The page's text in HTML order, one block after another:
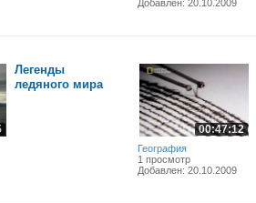
Добавлен: 20.10.2009
Легенды
ледяного мира
00:47:12
География
1 просмотр
Добавлен: 20.10.2009